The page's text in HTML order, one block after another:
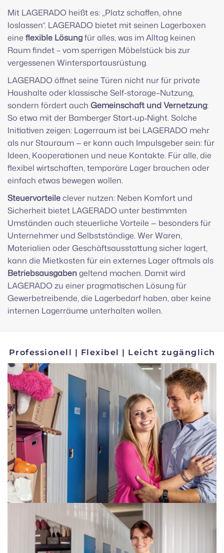
Mit LAGERADO heißt es: „Platz schaffen, ohne
loslassen“. LAGERADO bietet mit seinen Lagerboxen
eine flexible Lösungfür alles, was im Alltag keinen
Raum findet – vom sperrigen Möbelstück bis zur
vergessenen Wintersportausrüstung.
LAGERADO öffnet seine Türen nicht nur für private
Haushalte oder klassische Self-storage–Nutzung,
sondern fördert auch Gemeinschaft und Vernetzung:
So etwa mit der Bamberger Start‑up‑Night. Solche
Initiativen zeigen: Lagerraum ist bei LAGERADO mehr
als nur Stauraum — er kann auch Impulsgeber sein: für
Ideen, Kooperationen und neue Kontakte. Für alle, die
flexibel wirtschaften, temporäre Lager brauchen oder
einfach etwas bewegen wollen.
Steuervorteileclever nutzen: Neben Komfort und
Sicherheit bietet LAGERADO unter bestimmten
Umständen auch steuerliche Vorteile — besonders für
Unternehmer und Selbstständige. Wer Waren,
Materialien oder Geschäftsausstattung sicher lagert,
kann die Mietkosten für ein externes Lager oftmals als
Betriebsausgabengeltend machen. Damit wird
LAGERADO zu einer pragmatischen Lösung für
Gewerbetreibende, die Lagerbedarf haben, aber keine
internen Lagerräume unterhalten wollen.
Professionell | Flexibel | Leicht zugänglich